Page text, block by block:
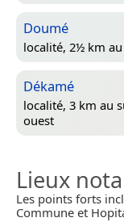
Doumé
localité, 2½ km
Dékamé
localité, 3 km au
ouest
Lieux
Les points forts
Commune et